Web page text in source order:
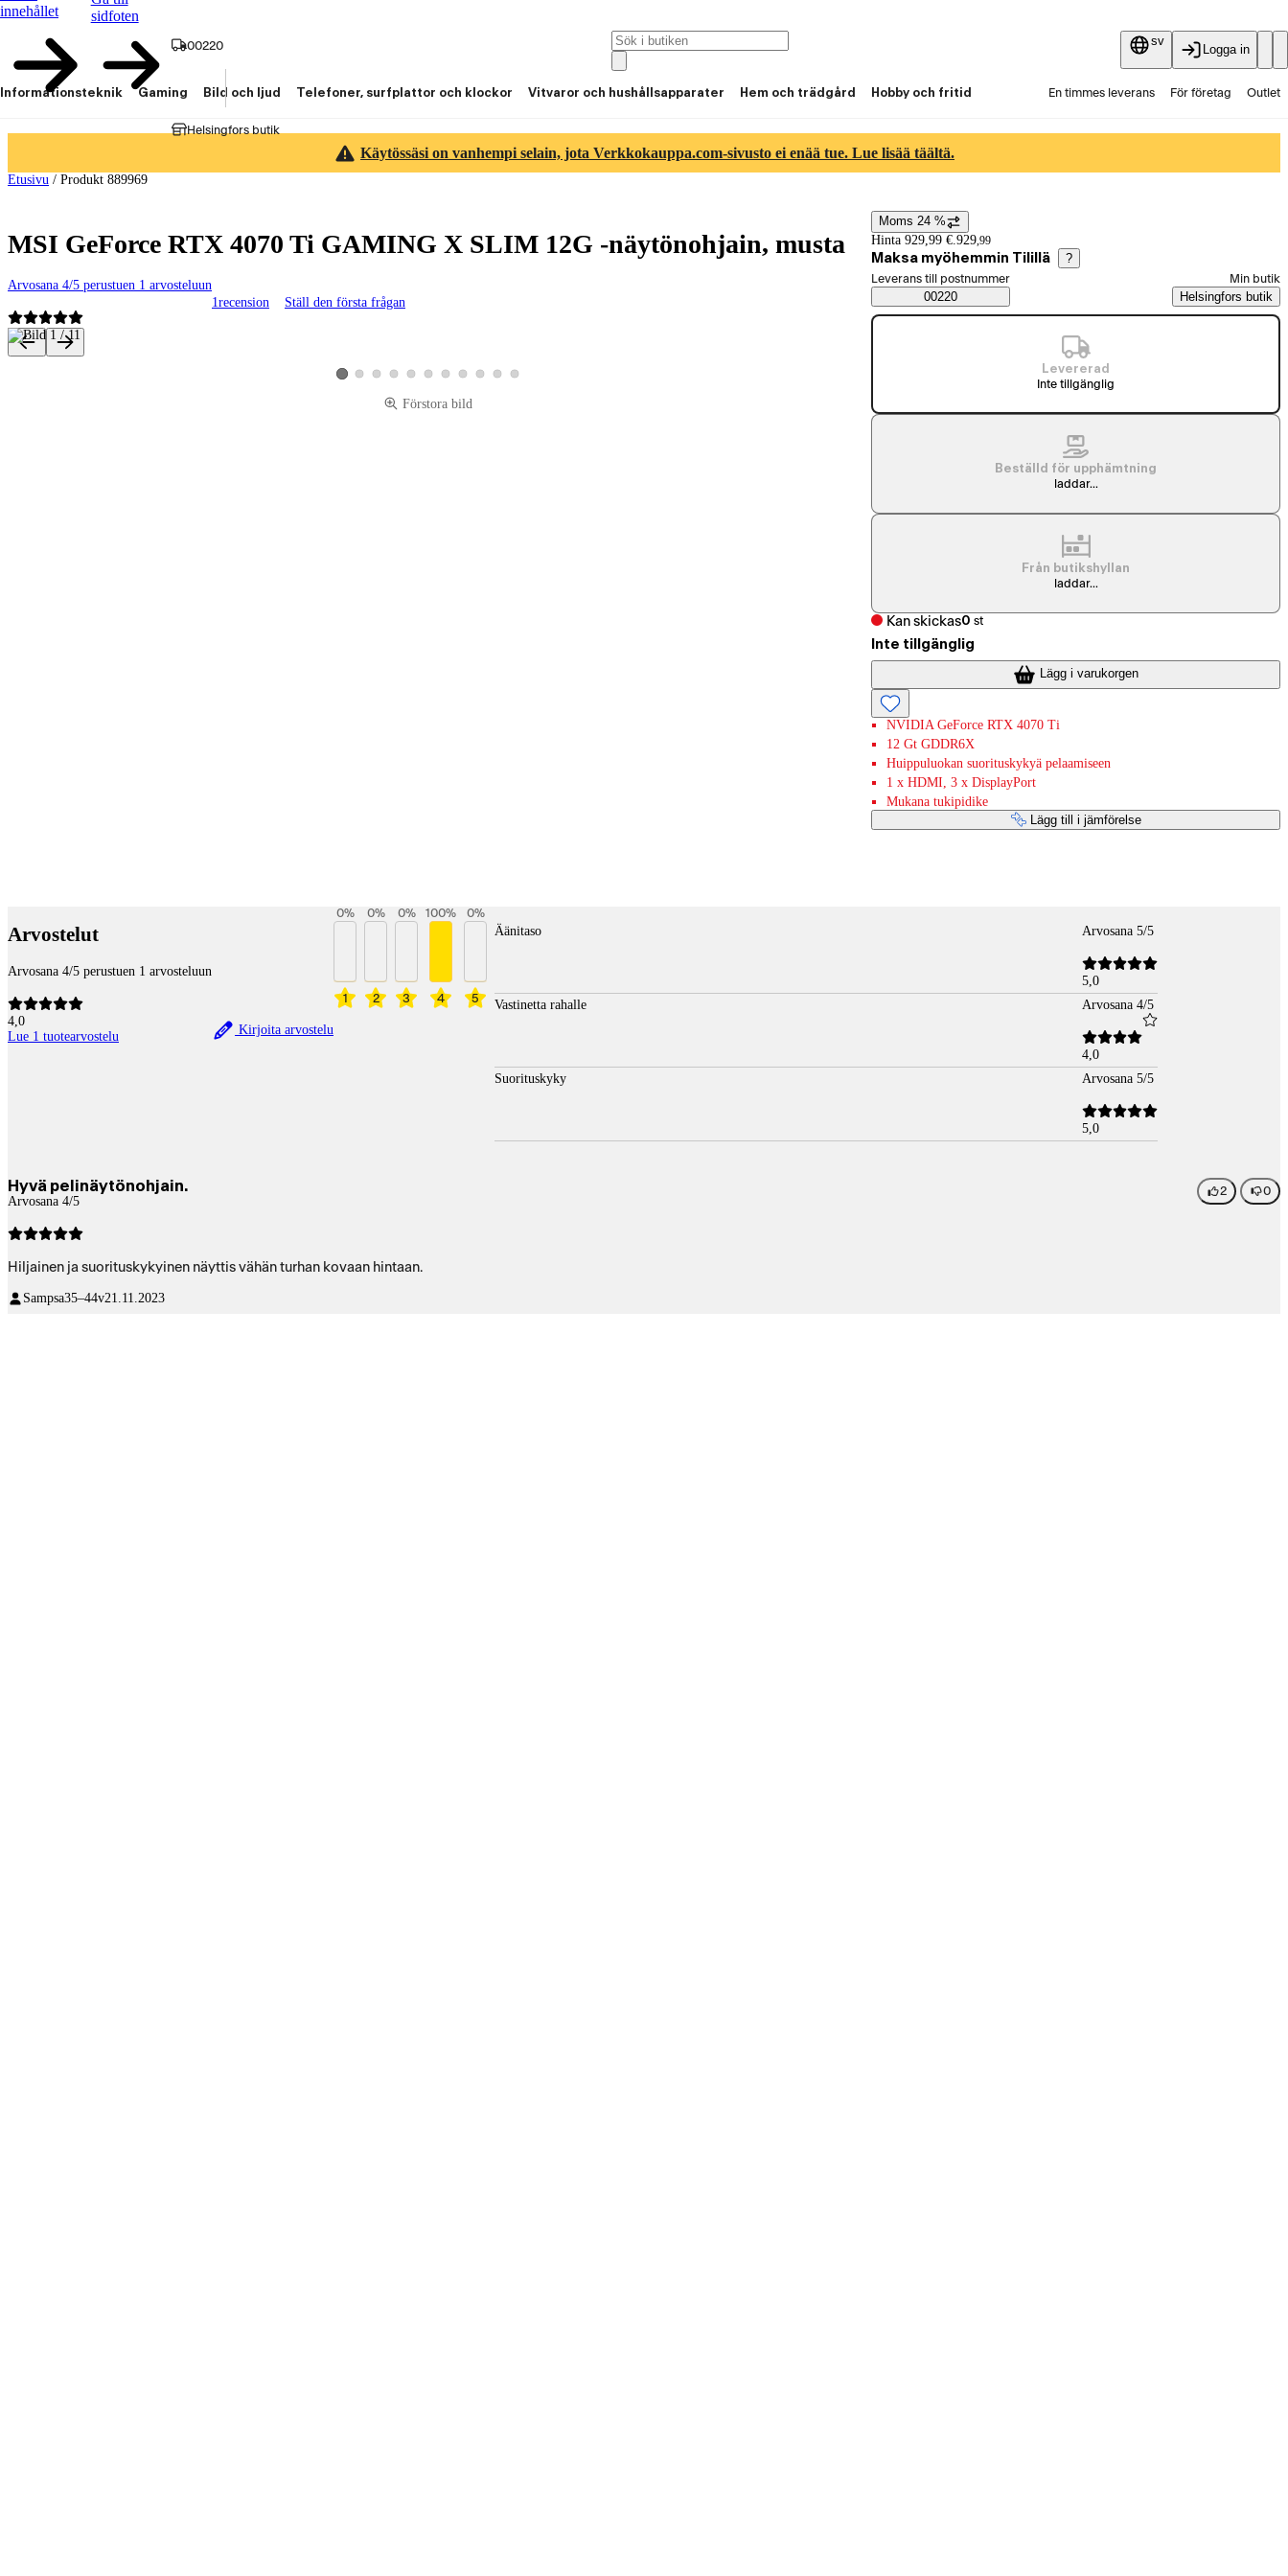
innehållet
sidfoten
00220
Helsingfors butik
sv
Logga in
Informationsteknik Gaming Bild och ljud Telefoner, surfplattor och klockor Vitvaror och hushållsapparater Hem och trädgård Hobby och fritid En timmes leverans För företag Outlet
Käytössäsi on vanhempi selain, jota Verkkokauppa.com-sivusto ei enää tue. Lue lisää täältä.
Etusivu / Produkt 889969
MSI GeForce RTX 4070 Ti GAMING X SLIM 12G -näytönohjain, musta
Arvosana 4/5 perustuen 1 arvosteluun
1recension Ställ den första frågan
Produktbilder och videor
Visa produktbild 1
Visa produktbild 2
Visa produktbild 3
Visa produktbild 4
Visa produktbild 5
Visa produktbild 6
Visa produktbild 7
Visa produktbild 8
Visa produktbild 9
Visa produktbild 10
Visa produktbild 11
Förstora bild
Prisinformation
Moms 24 %
Hinta 929,99 €.929,99
Maksa myöhemmin Tilillä ?
Saatavuustiedot
Välj beställningssätt
Leverans till postnummer
00220
Min butik
Helsingfors butik
Levererad
Inte tillgänglig
Beställd för upphämtning
laddar...
Från butikshyllan
laddar...
Kan skickas0 st
Inte tillgänglig
Lägg i varukorgen
NVIDIA GeForce RTX 4070 Ti
12 Gt GDDR6X
Huippuluokan suorituskykyä pelaamiseen
1 x HDMI, 3 x DisplayPort
Mukana tukipidike
Lägg till i jämförelse
Arvostelut
Arvosana 4/5 perustuen 1 arvosteluun
4,0
Lue 1 tuotearvostelu
Kirjoita arvostelu
1
0%
2
0%
3
0%
4
100%
5
0%
Äänitaso Arvosana 5/5
5,0
Vastinetta rahalle
Arvosana 4/5
4,0
Suorituskyky
Arvosana 5/5
5,0
Hyvä pelinäytönohjain.
Arvosana 4/5
2 0
Hiljainen ja suorituskykyinen näyttis vähän turhan kovaan hintaan.
Sampsa35–44v21.11.2023